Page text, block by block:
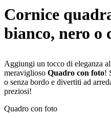
Cornice
bianco, nero o
Aggiungi un tocco di eleganza
meraviglioso Quadro con foto!
o senza bordo e divertiti ad
preziosi!
Quadro con foto